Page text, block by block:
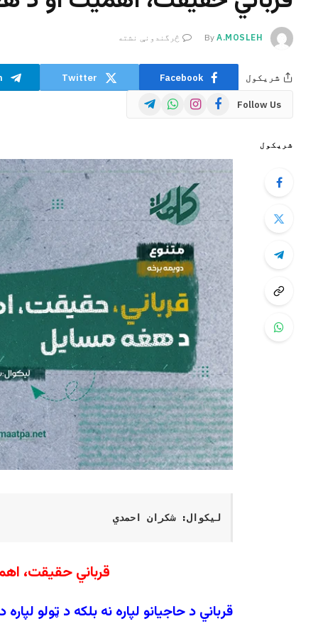
By A.MOSLEH څرگندونې نشته
شریکول Facebook
Twitter
Follow Us
Facebook
Instagram
WhatsApp
Telegram
شریکول
لیکوال: شکران احمدي
قرباني حقیقت،
قرباني د حاجیانو لپاره نه بلکه د ټولو لپاره